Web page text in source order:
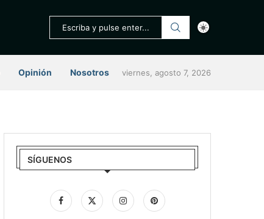
Opinión Nosotros viernes, agosto 7, 2026
SÍGUENOS